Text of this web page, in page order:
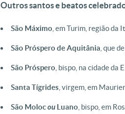
Outros santos e beatos
São Máximo , em Turim, região
São Próspero de Aquitânia , que
São Próspero , bispo, na cidade
Santa Tígrides , virgem, em
São MolocouLuano , bispo, em